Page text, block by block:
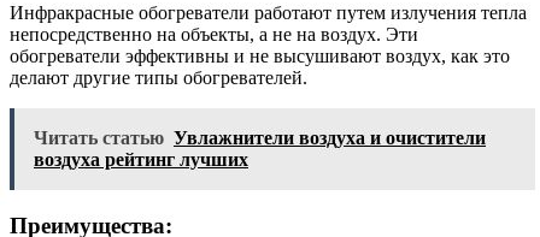
Инфракрасные обогреватели работают путем излучения тепла
непосредственно на объекты, а не на воздух. Эти
обогреватели эффективны и не высушивают воздух, как это
делают другие типы обогревателей.
Читать статью Увлажнители воздуха и очистители
воздуха рейтинг лучших
Преимущества: